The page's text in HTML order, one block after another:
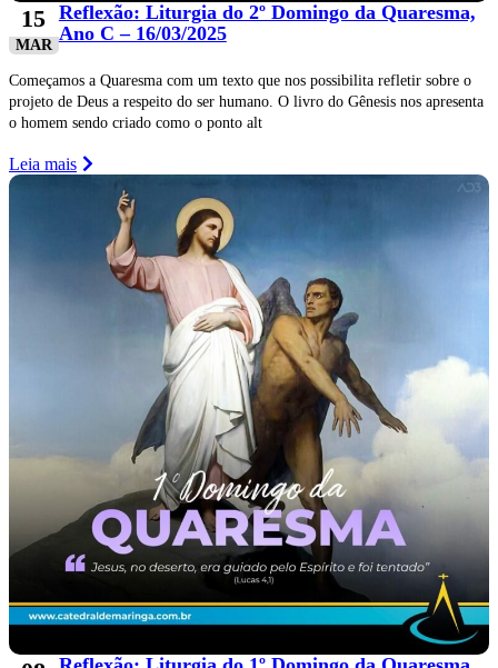
15
MAR
Reflexão: Liturgia do 2º Domingo da Quaresma,
Ano C – 16/03/2025
Começamos a Quaresma com um texto que nos possibilita refletir sobre o
projeto de Deus a respeito do ser humano. O livro do Gênesis nos apresenta
o homem sendo criado como o ponto alt
Leia mais